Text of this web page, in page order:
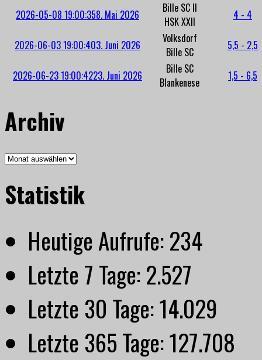
2026-05-08 19:00:358. Mai 2026
Bille SC II
HSK XXII
4 - 4
2026-06-03 19:00:403. Juni 2026
Volksdorf
Bille SC
5,5 - 2,5
2026-06-23 19:00:4223. Juni 2026
Bille SC
Blankenese
1,5 - 6,5
Archiv
Archiv
Statistik
Heutige Aufrufe:234
Letzte 7 Tage:2.527
Letzte 30 Tage:14.029
Letzte 365 Tage:127.708